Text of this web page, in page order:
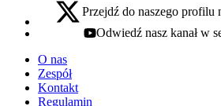
x - otwiera się w nowej karcie
Przejdź do naszego
youtube - otwiera się w nowej karcie
Odwiedź nasz kanał w
O nas
Zespół
Kontakt
Regulamin